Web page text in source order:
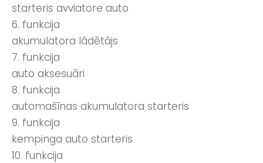
starteris avviatore auto
6. funkcija
akumulatora lādētājs
7. funkcija
auto aksesuāri
8. funkcija
automašīnas akumulatora starteris
9. funkcija
kempinga auto starteris
10. funkcija